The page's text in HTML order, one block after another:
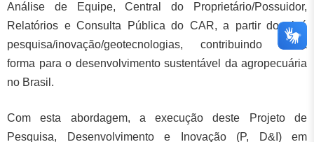
Análise de Equipe, Central do Proprietário/Possuidor,
Relatórios e Consulta Pública do CAR, a partir do tripé
pesquisa/inovação/geotecnologias, contribuindo desta
forma para o desenvolvimento sustentável da agropecuária
no Brasil.
Com esta abordagem, a execução deste Projeto de
Pesquisa, Desenvolvimento e Inovação (P, D&I) em